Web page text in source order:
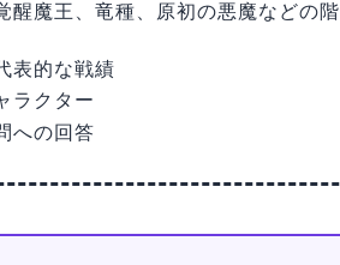
醒魔王、竜種、原初の悪魔などの階
表的な戦績
ラクター
への回答